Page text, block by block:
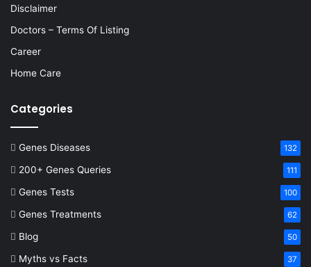
Disclaimer
Doctors – Terms Of Listing
Career
Home Care
Categories
Genes Diseases 132
200+ Genes Queries 111
Genes Tests 100
Genes Treatments 62
Blog 50
Myths vs Facts 37